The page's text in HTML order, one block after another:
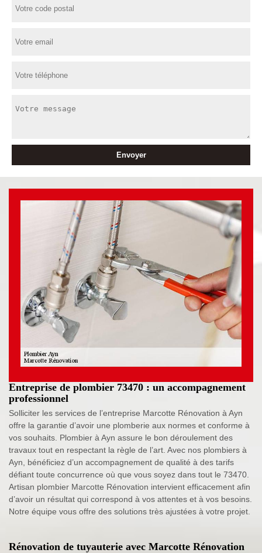
Entreprise de plombier 73470 : un accompagnement
professionnel
Solliciter les services de l’entreprise Marcotte Rénovation à Ayn
offre la garantie d’avoir une plomberie aux normes et conforme à
vos souhaits. Plombier à Ayn assure le bon déroulement des
travaux tout en respectant la règle de l’art. Avec nos plombiers à
Ayn, bénéficiez d’un accompagnement de qualité à des tarifs
défiant toute concurrence où que vous soyez dans tout le 73470.
Artisan plombier Marcotte Rénovation intervient efficacement afin
d’avoir un résultat qui correspond à vos attentes et à vos besoins.
Notre équipe vous offre des solutions très ajustées à votre projet.
Rénovation de tuyauterie avec Marcotte Rénovation